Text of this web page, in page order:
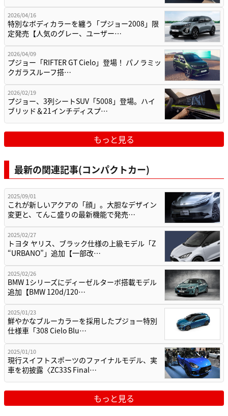
2026/04/16
特別なボディカラーを纏う「プジョー2008」限
定発売【人気のグレー、ユーザー…
2026/04/09
プジョー「RIFTER GT Cielo」登場！ パノラミッ
クガラスルーフ搭…
2026/02/19
プジョー、3列シートSUV「5008」登場。ハイ
ブリッド＆21インチディスプ…
もっと見る
最新の関連記事(コンパクトカー)
2025/09/01
これが新しいアクアの「顔」。大胆なデザイン
変更と、てんこ盛りの最新機能で発売…
2025/02/27
トヨタ ヤリス、ブラック仕様の上級モデル「Z
“URBANO”」追加【一部改…
2025/02/26
BMW 1シリーズにディーゼルターボ搭載モデル
追加【BMW 120d/120…
2025/01/23
鮮やかなブルーカラーを採用したプジョー特別
仕様車「308 Cielo Blu…
2025/01/10
現行スイフトスポーツのファイナルモデル、実
車を初披露〈ZC33S Final…
もっと見る